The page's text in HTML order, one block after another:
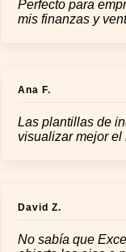
Perfecto para
mis finanzas y
Ana F.
Las plantillas de
visualizar mejor
David Z.
No sabía que